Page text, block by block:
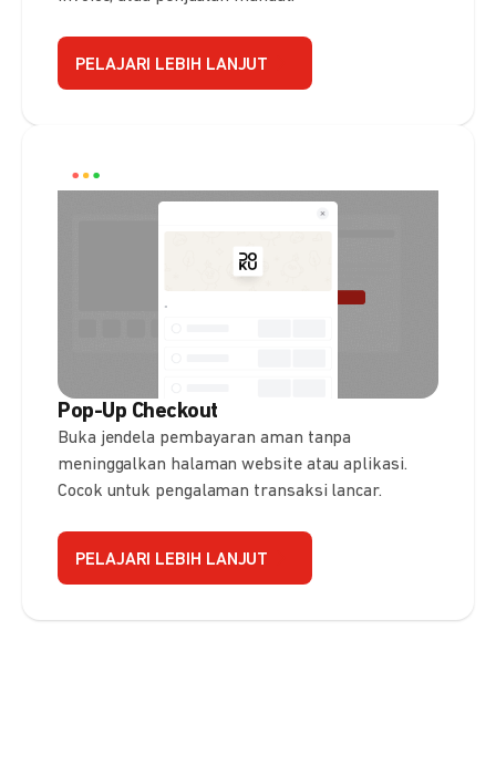
PELAJARI LEBIH LANJUT
Pop-Up Checkout
Buka jendela pembayaran aman tanpa
meninggalkan halaman website atau aplikasi.
Cocok untuk pengalaman transaksi lancar.
PELAJARI LEBIH LANJUT